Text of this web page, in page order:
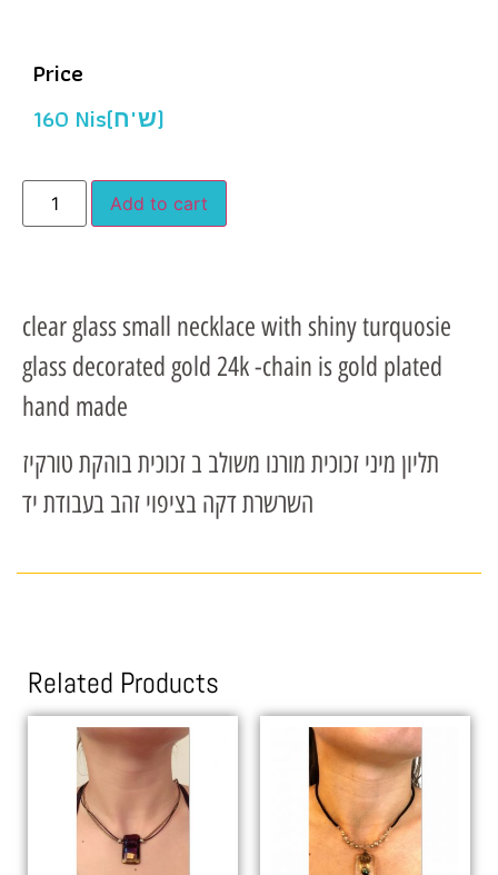
Price
160
Nis(ש"ח)
Add to cart
clear glass small necklace with shiny turquosie
glass decorated gold 24k -chain is gold plated
hand made
תליון מיני זכוכית מורנו משולב ב זכוכית בוהקת טורקיז
השרשרת דקה בציפוי זהב בעבודת יד
Related Products